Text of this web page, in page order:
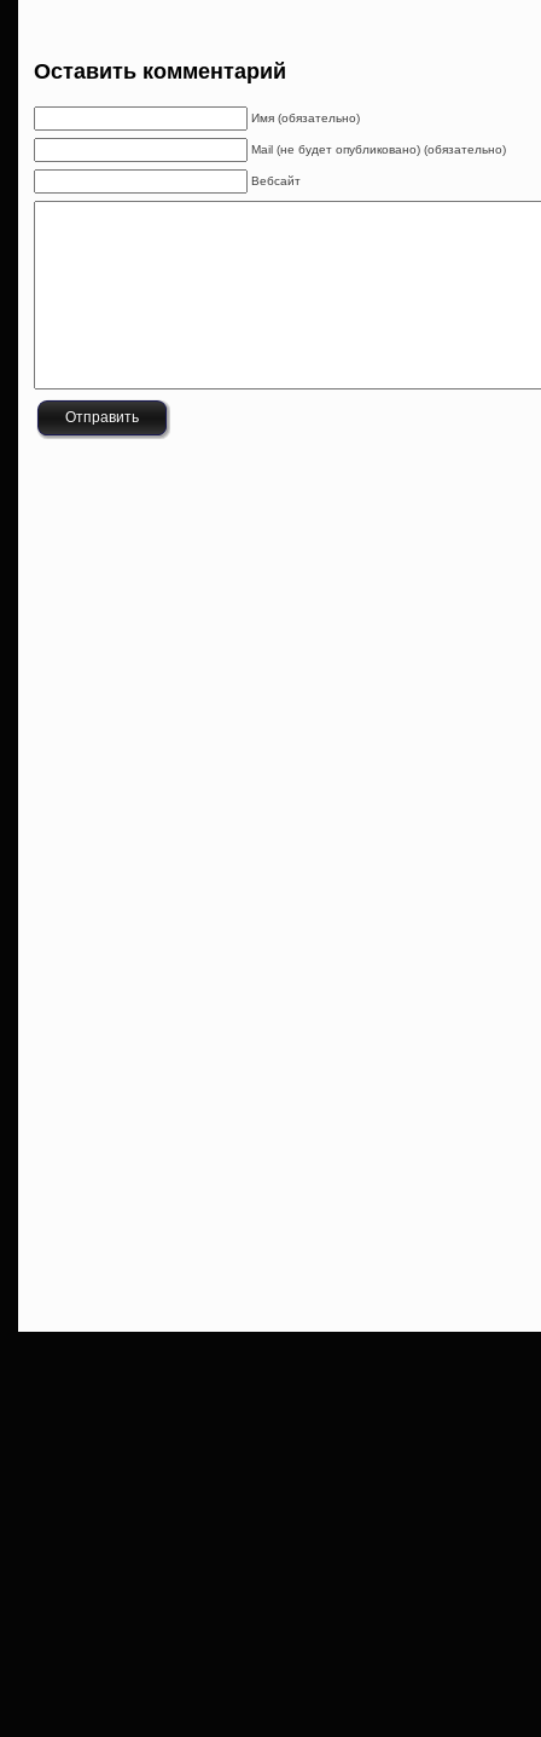
Оставить комментарий
Имя (обязательно)
Mail (не будет опубликовано) (обязательно)
Вебсайт